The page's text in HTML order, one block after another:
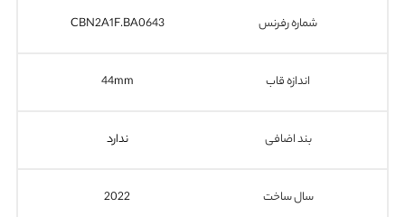
شماره رفرنس CBN2A1F.BA0643
اندازه قاب 44mm
بند اضافی ندارد
سال ساخت 2022